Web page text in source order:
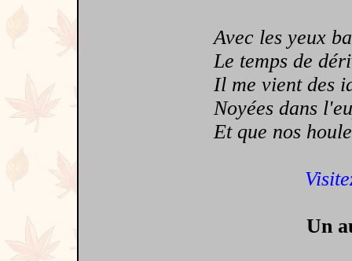
Avec les yeux
Le temps de
Il me vient des
Noyées dans
Et que nos
Un